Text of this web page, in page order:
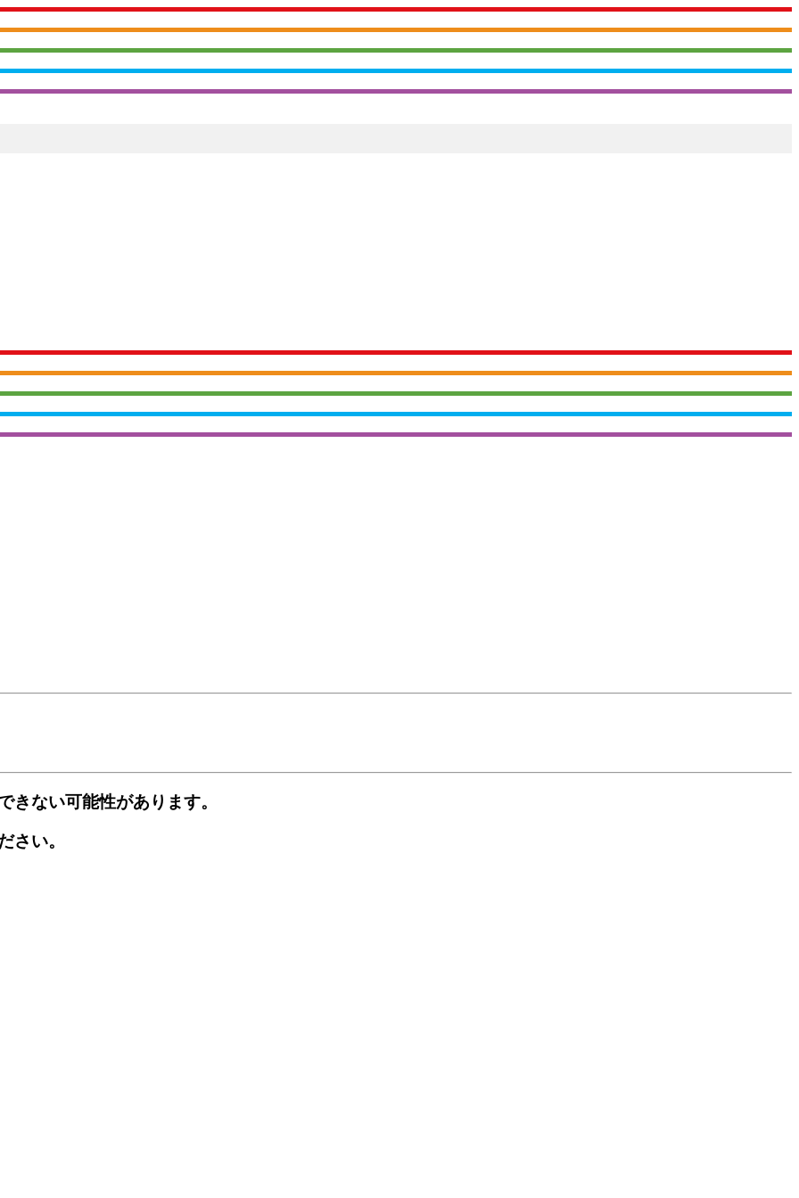
きない可能性があります。
さい。